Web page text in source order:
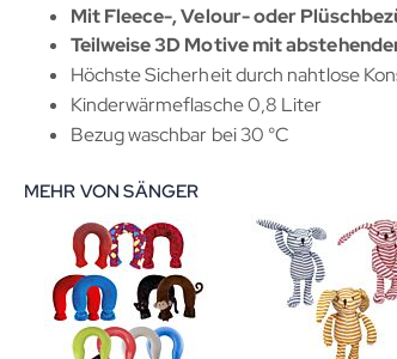
Mit Fleece-, Velour- oder
Teilweise 3D Motive mit
Höchste Sicherheit durch nahtlose
Kinderwärmeflasche 0,8 Liter
Bezug waschbar bei 30 °C
MEHR VON SÄNGER